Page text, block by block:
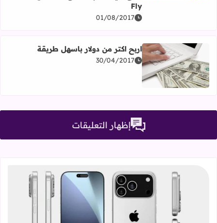
Fly
01/08/2017
اقرأ المزيد عن اربح اكتر من دولار باسهل طريقة
اربح اكتر من دولار باسهل طريقة
30/04/2017
إظهار التعليقات